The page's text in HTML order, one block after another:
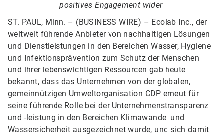
positives Engagement wider
ST. PAUL, Minn. – (BUSINESS WIRE) – Ecolab Inc., der
weltweit führende Anbieter von nachhaltigen Lösungen
und Dienstleistungen in den Bereichen Wasser, Hygiene
und Infektionsprävention zum Schutz der Menschen
und ihrer lebenswichtigen Ressourcen gab heute
bekannt, dass das Unternehmen von der globalen,
gemeinnützigen Umweltorganisation CDP erneut für
seine führende Rolle bei der Unternehmenstransparenz
und -leistung in den Bereichen Klimawandel und
Wassersicherheit ausgezeichnet wurde, und sich damit